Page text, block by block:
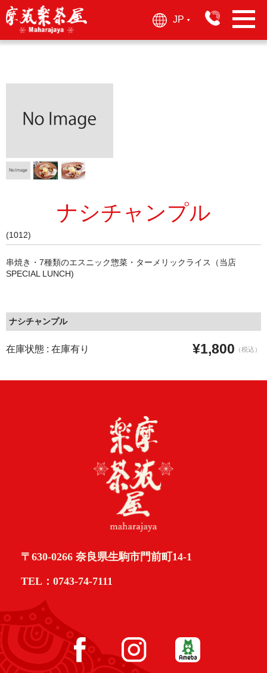
JP ▶︎
ナシチャンプル
(1012)
串焼き・7種類のエスニック惣菜・ターメリックライス（当店
SPECIAL LUNCH)
ナシチャンプル
在庫状態 : 在庫有り ¥1,800 （税込）
〒630-0266 奈良県生駒市門前町14-1
TEL：0743-74-7111